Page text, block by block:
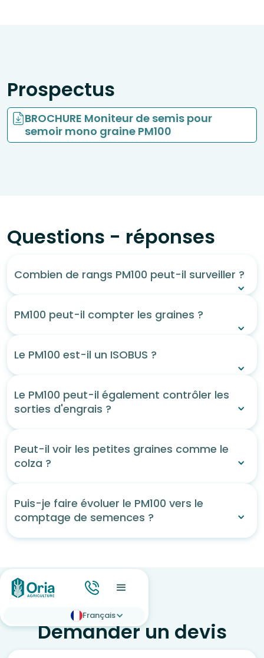
Prospectus
BROCHURE Moniteur de semis pour
semoir mono graine PM100
Questions - réponses
Combien de rangs PM100 peut-il surveiller ?
PM100 peut-il compter les graines ?
Le PM100 est-il un ISOBUS ?
Le PM100 peut-il également contrôler les
sorties d'engrais ?
Peut-il voir les petites graines comme le
colza ?
Puis-je faire évoluer le PM100 vers le
comptage de semences ?
Français
Demander un devis